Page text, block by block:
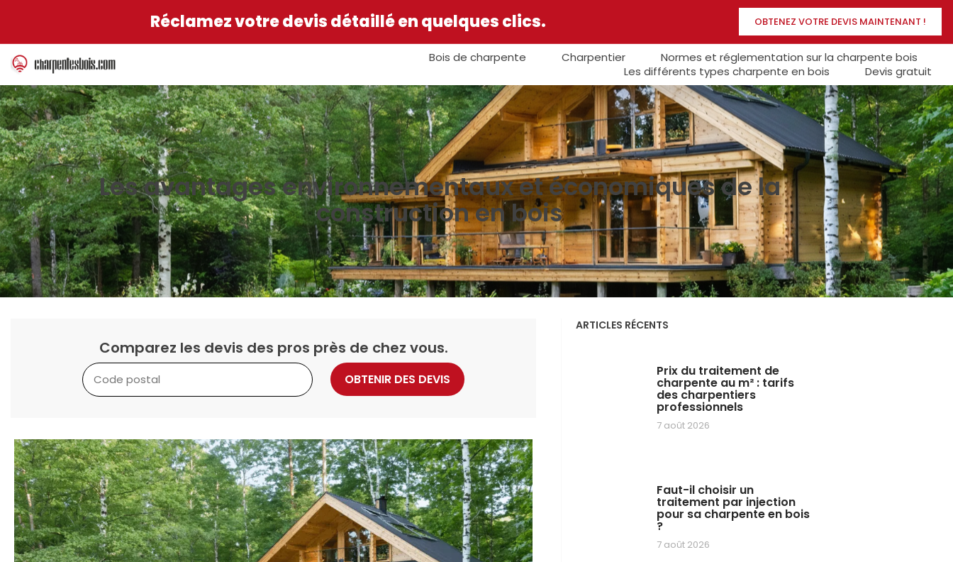
Réclamez votre devis détaillé en quelques clics. OBTENEZ VOTRE DEVIS MAINTENANT !
Bois de charpente Charpentier
Normes et réglementation sur la charpente bois
Les différents types charpente en bois
Devis gratuit
Les avantages environnementaux et économiques de la
construction en bois
Comparez les devis des pros près de chez vous.
OBTENIR DES DEVIS
ARTICLES RÉCENTS
Prix du traitement de
charpente au m² : tarifs
des charpentiers
professionnels
7 août 2026
Faut-il choisir un
traitement par injection
pour sa charpente en bois
?
7 août 2026